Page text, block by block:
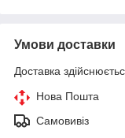
Умови доставки
Доставка
Нова Пошта
Самовивіз